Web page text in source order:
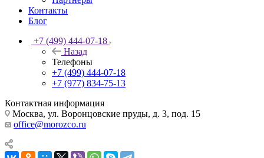
Контакты
Блог
+7 (499) 444-07-18
Назад
Телефоны
+7 (499) 444-07-18
+7 (977) 834-75-13
Контактная информация
Москва, ул. Воронцовские пруды, д. 3, под. 15
office@morozco.ru